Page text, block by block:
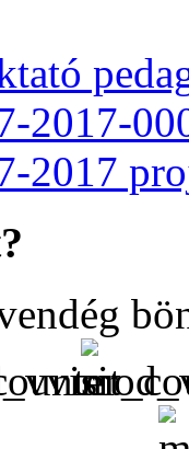
2017-
2017